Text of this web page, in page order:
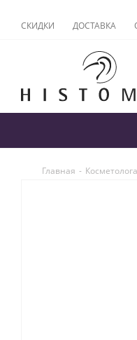
СКИДКИ ДОСТАВКА
Главная -